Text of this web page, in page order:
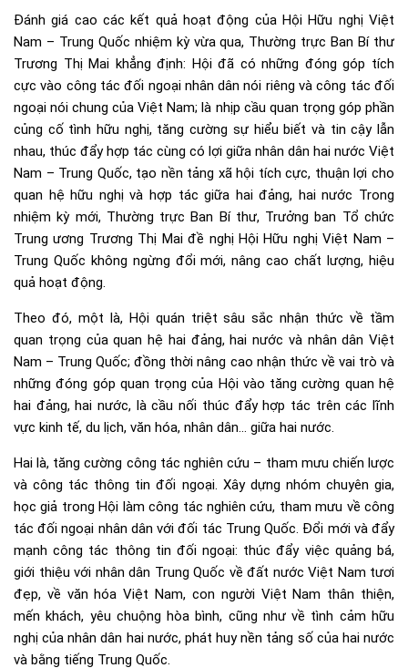
Đánh giá cao các kết quả hoạt động của Hội Hữu nghị Việt
Nam – Trung Quốc nhiệm kỳ vừa qua, Thường trực Ban Bí thư
Trương Thị Mai khẳng định: Hội đã có những đóng góp tích
cực vào công tác đối ngoại nhân dân nói riêng và công tác đối
ngoại nói chung của Việt Nam; là nhịp cầu quan trọng góp phần
củng cố tình hữu nghị, tăng cường sự hiểu biết và tin cậy lẫn
nhau, thúc đẩy hợp tác cùng có lợi giữa nhân dân hai nước Việt
Nam – Trung Quốc, tạo nền tảng xã hội tích cực, thuận lợi cho
quan hệ hữu nghị và hợp tác giữa hai đảng, hai nước Trong
nhiệm kỳ mới, Thường trực Ban Bí thư, Trưởng ban Tổ chức
Trung ương Trương Thị Mai đề nghị Hội Hữu nghị Việt Nam –
Trung Quốc không ngừng đổi mới, nâng cao chất lượng, hiệu
quả hoạt động.
Theo đó, một là, Hội quán triệt sâu sắc nhận thức về tầm
quan trọng của quan hệ hai đảng, hai nước và nhân dân Việt
Nam – Trung Quốc; đồng thời nâng cao nhận thức về vai trò và
những đóng góp quan trọng của Hội vào tăng cường quan hệ
hai đảng, hai nước, là cầu nối thúc đẩy hợp tác trên các lĩnh
vực kinh tế, du lịch, văn hóa, nhân dân… giữa hai nước.
Hai là, tăng cường công tác nghiên cứu – tham mưu chiến lược
và công tác thông tin đối ngoại. Xây dựng nhóm chuyên gia,
học giả trong Hội làm công tác nghiên cứu, tham mưu về công
tác đối ngoại nhân dân với đối tác Trung Quốc. Đổi mới và đẩy
mạnh công tác thông tin đối ngoại: thúc đẩy việc quảng bá,
giới thiệu với nhân dân Trung Quốc về đất nước Việt Nam tươi
đẹp, về văn hóa Việt Nam, con người Việt Nam thân thiện,
mến khách, yêu chuộng hòa bình, cũng như về tình cảm hữu
nghị của nhân dân hai nước, phát huy nền tảng số của hai nước
và bằng tiếng Trung Quốc.